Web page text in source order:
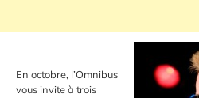
En octobre, l’Omnibus
vous invite à trois